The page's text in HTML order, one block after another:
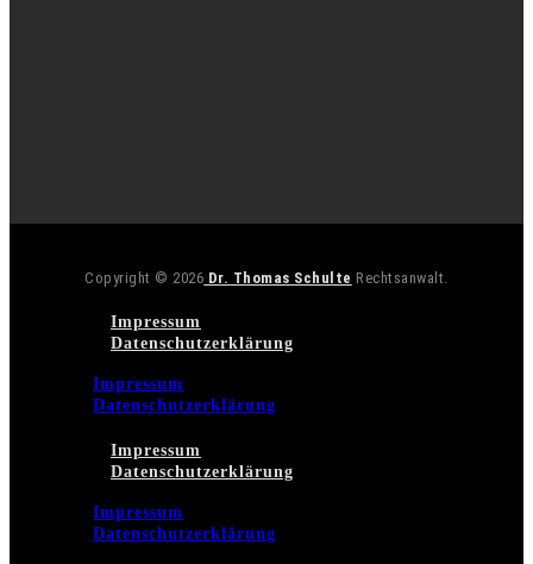
Copyright © 2026 Dr. Thomas Schulte Rechtsanwalt.
Impressum
Datenschutzerklärung
Impressum
Datenschutzerklärung
Impressum
Datenschutzerklärung
Impressum
Datenschutzerklärung